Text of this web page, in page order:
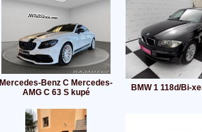
Mercedes-Benz C Mercedes-
AMG C 63 S kupé
BMW 1 118d/Bi-